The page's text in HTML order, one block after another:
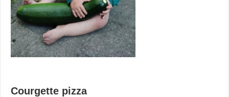
Courgette pizza